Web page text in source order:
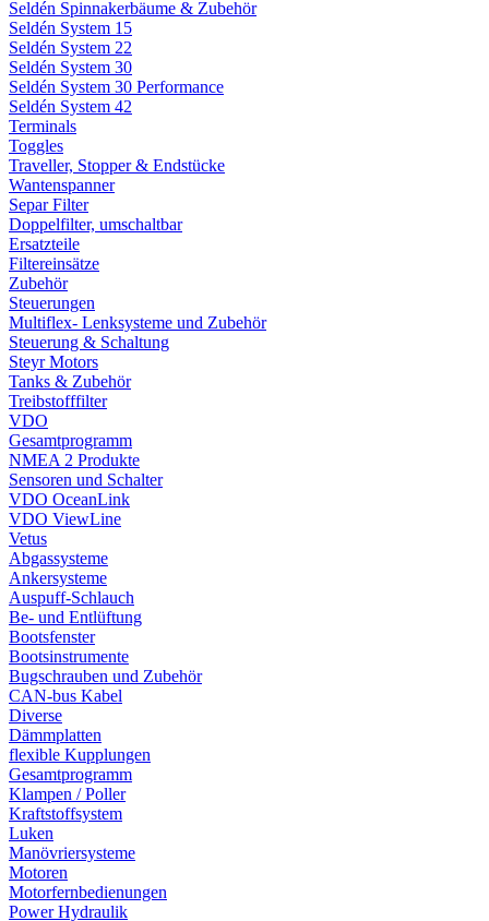
Seldén Spinnakerbäume & Zubehör
Seldén System 15
Seldén System 22
Seldén System 30
Seldén System 30 Performance
Seldén System 42
Terminals
Toggles
Traveller, Stopper & Endstücke
Wantenspanner
Separ Filter
Doppelfilter, umschaltbar
Ersatzteile
Filtereinsätze
Zubehör
Steuerungen
Multiflex- Lenksysteme und Zubehör
Steuerung & Schaltung
Steyr Motors
Tanks & Zubehör
Treibstofffilter
VDO
Gesamtprogramm
NMEA 2 Produkte
Sensoren und Schalter
VDO OceanLink
VDO ViewLine
Vetus
Abgassysteme
Ankersysteme
Auspuff-Schlauch
Be- und Entlüftung
Bootsfenster
Bootsinstrumente
Bugschrauben und Zubehör
CAN-bus Kabel
Diverse
Dämmplatten
flexible Kupplungen
Gesamtprogramm
Klampen / Poller
Kraftstoffsystem
Luken
Manövriersysteme
Motoren
Motorfernbedienungen
Power Hydraulik